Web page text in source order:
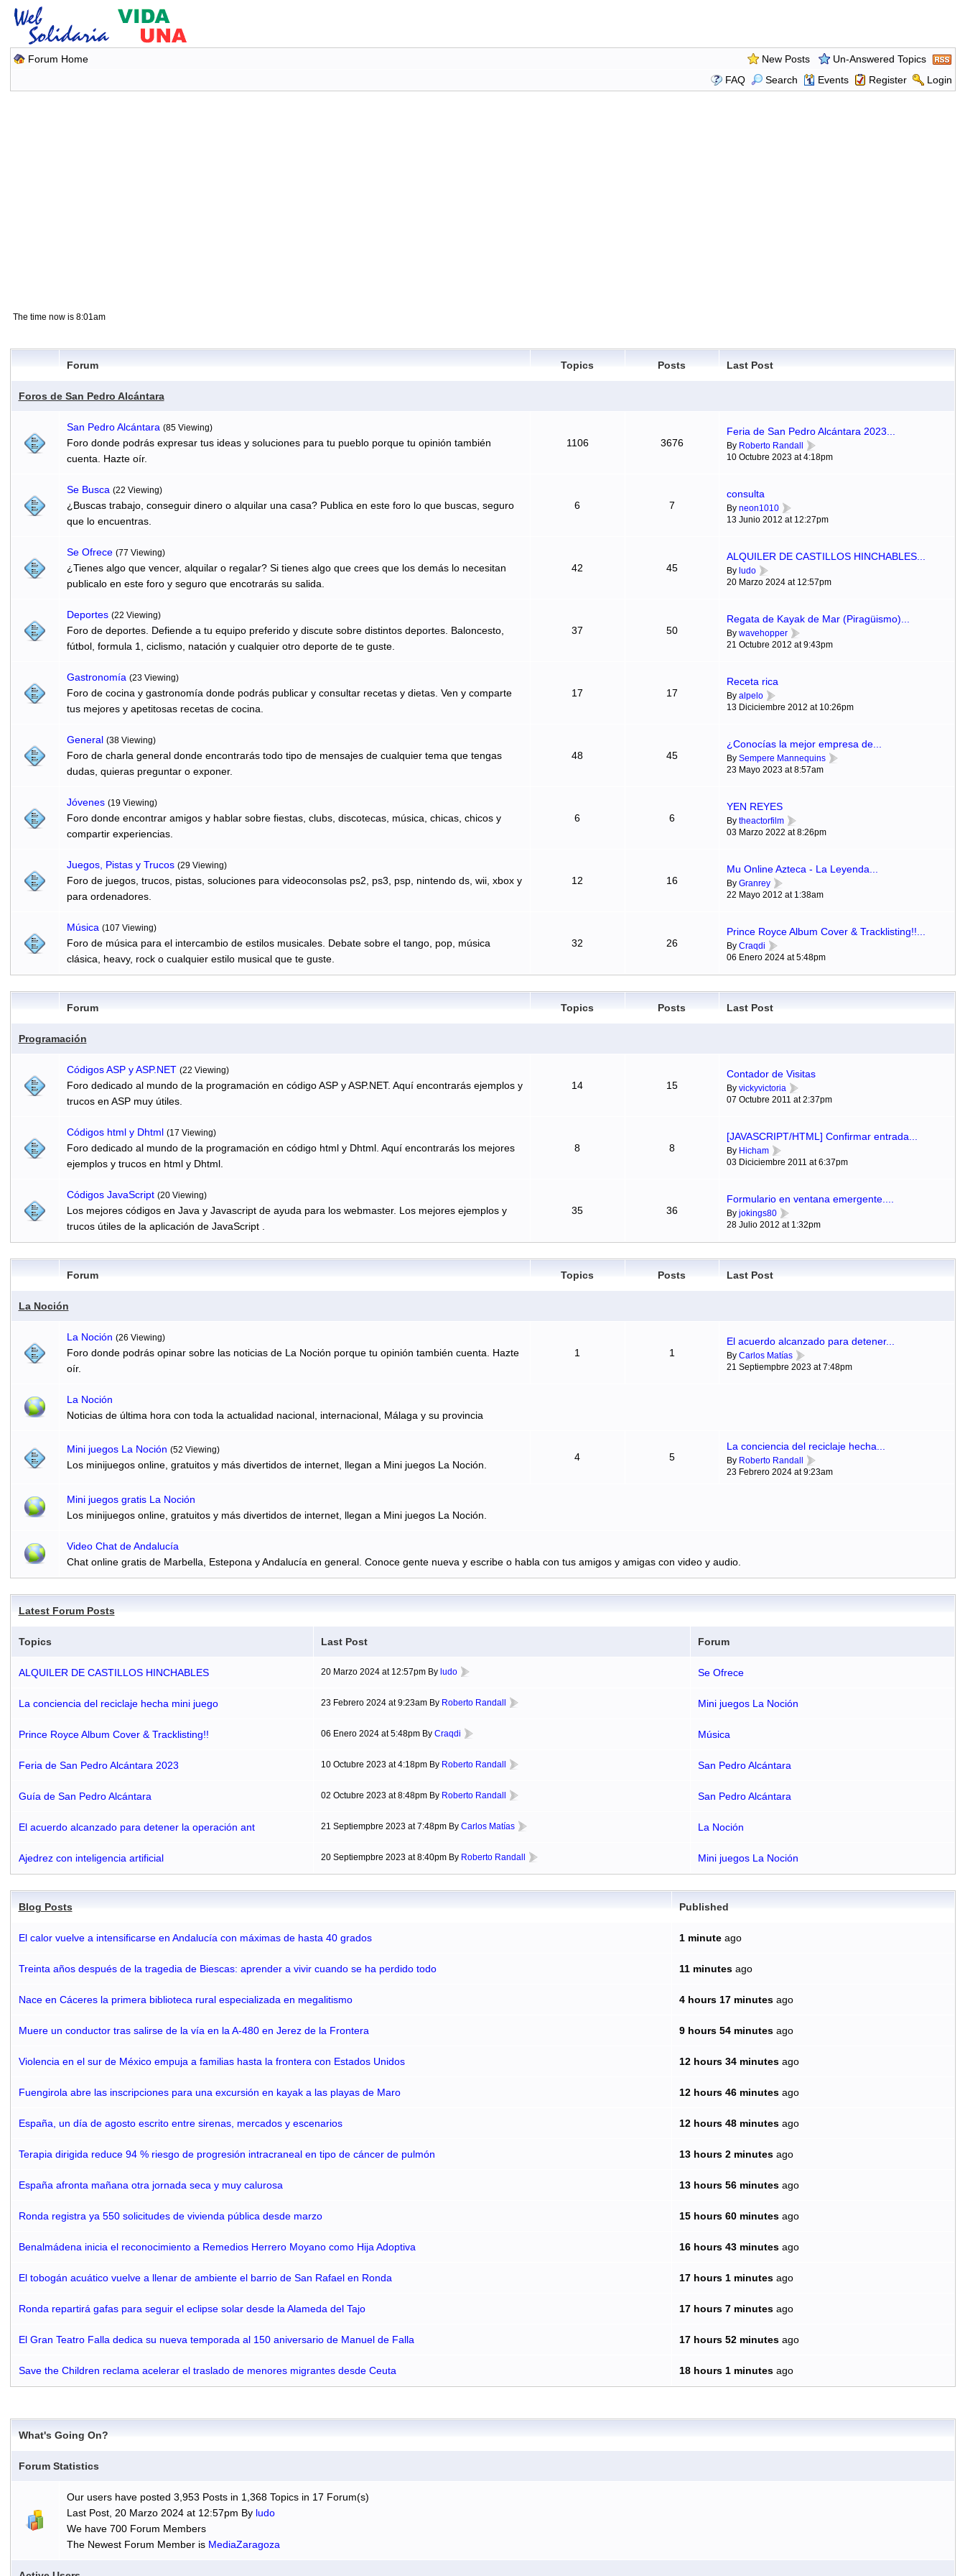
Forum Home New Posts
Un-Answered Topics
FAQ
Search Events Register Login
The time now is 8:01am
Forum Topics Posts Last Post
Foros de San Pedro Alcántara
San Pedro Alcántara (85 Viewing)
Foro donde podrás expresar tus ideas y soluciones para tu pueblo porque tu opinión también
cuenta. Hazte oír.
1106 3676
Feria de San Pedro Alcántara 2023...
By Roberto Randall
10 Octubre 2023 at 4:18pm
Se Busca (22 Viewing)
¿Buscas trabajo, conseguir dinero o alquilar una casa? Publica en este foro lo que buscas, seguro
que lo encuentras.
6 7
consulta
By neon1010
13 Junio 2012 at 12:27pm
Se Ofrece (77 Viewing)
¿Tienes algo que vencer, alquilar o regalar? Si tienes algo que crees que los demás lo necesitan
publicalo en este foro y seguro que encotrarás su salida.
42 45
ALQUILER DE CASTILLOS HINCHABLES...
By ludo
20 Marzo 2024 at 12:57pm
Deportes (22 Viewing)
Foro de deportes. Defiende a tu equipo preferido y discute sobre distintos deportes. Baloncesto,
fútbol, formula 1, ciclismo, natación y cualquier otro deporte de te guste.
37 50
Regata de Kayak de Mar (Piragüismo)...
By wavehopper
21 Octubre 2012 at 9:43pm
Gastronomí­a (23 Viewing)
Foro de cocina y gastronomía donde podrás publicar y consultar recetas y dietas. Ven y comparte
tus mejores y apetitosas recetas de cocina.
17 17
Receta rica
By alpelo
13 Diciciembre 2012 at 10:26pm
General (38 Viewing)
Foro de charla general donde encontrarás todo tipo de mensajes de cualquier tema que tengas
dudas, quieras preguntar o exponer.
48 45
¿Conocías la mejor empresa de...
By Sempere Mannequins
23 Mayo 2023 at 8:57am
Jóvenes (19 Viewing)
Foro donde encontrar amigos y hablar sobre fiestas, clubs, discotecas, música, chicas, chicos y
compartir experiencias.
6 6
YEN REYES
By theactorfilm
03 Marzo 2022 at 8:26pm
Juegos, Pistas y Trucos (29 Viewing)
Foro de juegos, trucos, pistas, soluciones para videoconsolas ps2, ps3, psp, nintendo ds, wii, xbox y
para ordenadores.
12 16
Mu Online Azteca - La Leyenda...
By Granrey
22 Mayo 2012 at 1:38am
Música (107 Viewing)
Foro de música para el intercambio de estilos musicales. Debate sobre el tango, pop, música
clásica, heavy, rock o cualquier estilo musical que te guste.
32 26
Prince Royce Album Cover & Tracklisting!!...
By Craqdi
06 Enero 2024 at 5:48pm
Forum Topics Posts Last Post
Programación
Códigos ASP y ASP.NET (22 Viewing)
Foro dedicado al mundo de la programación en código ASP y ASP.NET. Aquí encontrarás ejemplos y
trucos en ASP muy útiles.
14 15
Contador de Visitas
By vickyvictoria
07 Octubre 2011 at 2:37pm
Códigos html y Dhtml (17 Viewing)
Foro dedicado al mundo de la programación en código html y Dhtml. Aquí encontrarás los mejores
ejemplos y trucos en html y Dhtml.
8 8
[JAVASCRIPT/HTML] Confirmar entrada...
By Hicham
03 Diciciembre 2011 at 6:37pm
Códigos JavaScript (20 Viewing)
Los mejores códigos en Java y Javascript de ayuda para los webmaster. Los mejores ejemplos y
trucos útiles de la aplicación de JavaScript .
35 36
Formulario en ventana emergente....
By jokings80
28 Julio 2012 at 1:32pm
Forum Topics Posts Last Post
La Noción
La Noción (26 Viewing)
Foro donde podrás opinar sobre las noticias de La Noción porque tu opinión también cuenta. Hazte
oír.
1 1
El acuerdo alcanzado para detener...
By Carlos Matías
21 Septiempbre 2023 at 7:48pm
La Noción
Noticias de última hora con toda la actualidad nacional, internacional, Málaga y su provincia
Mini juegos La Noción (52 Viewing)
Los minijuegos online, gratuitos y más divertidos de internet, llegan a Mini juegos La Noción.
4 5
La conciencia del reciclaje hecha...
By Roberto Randall
23 Febrero 2024 at 9:23am
Mini juegos gratis La Noción
Los minijuegos online, gratuitos y más divertidos de internet, llegan a Mini juegos La Noción.
Video Chat de Andalucía
Chat online gratis de Marbella, Estepona y Andalucía en general. Conoce gente nueva y escribe o habla con tus amigos y amigas con video y audio.
Latest Forum Posts
Topics Last Post Forum
ALQUILER DE CASTILLOS HINCHABLES 20 Marzo 2024 at 12:57pm By ludo Se Ofrece
La conciencia del reciclaje hecha mini juego 23 Febrero 2024 at 9:23am By Roberto Randall Mini juegos La Noción
Prince Royce Album Cover & Tracklisting!! 06 Enero 2024 at 5:48pm By Craqdi Música
Feria de San Pedro Alcántara 2023 10 Octubre 2023 at 4:18pm By Roberto Randall San Pedro Alcántara
Guía de San Pedro Alcántara 02 Octubre 2023 at 8:48pm By Roberto Randall San Pedro Alcántara
El acuerdo alcanzado para detener la operación ant 21 Septiempbre 2023 at 7:48pm By Carlos Matías La Noción
Ajedrez con inteligencia artificial 20 Septiempbre 2023 at 8:40pm By Roberto Randall Mini juegos La Noción
Blog Posts Published
El calor vuelve a intensificarse en Andalucía con máximas de hasta 40 grados 1 minuteago
Treinta años después de la tragedia de Biescas: aprender a vivir cuando se ha perdido todo 11 minutesago
Nace en Cáceres la primera biblioteca rural especializada en megalitismo 4 hours 17 minutesago
Muere un conductor tras salirse de la vía en la A-480 en Jerez de la Frontera 9 hours 54 minutesago
Violencia en el sur de México empuja a familias hasta la frontera con Estados Unidos 12 hours 34 minutesago
Fuengirola abre las inscripciones para una excursión en kayak a las playas de Maro 12 hours 46 minutesago
España, un día de agosto escrito entre sirenas, mercados y escenarios 12 hours 48 minutesago
Terapia dirigida reduce 94 % riesgo de progresión intracraneal en tipo de cáncer de pulmón 13 hours 2 minutesago
España afronta mañana otra jornada seca y muy calurosa 13 hours 56 minutesago
Ronda registra ya 550 solicitudes de vivienda pública desde marzo 15 hours 60 minutesago
Benalmádena inicia el reconocimiento a Remedios Herrero Moyano como Hija Adoptiva 16 hours 43 minutesago
El tobogán acuático vuelve a llenar de ambiente el barrio de San Rafael en Ronda 17 hours 1 minutesago
Ronda repartirá gafas para seguir el eclipse solar desde la Alameda del Tajo 17 hours 7 minutesago
El Gran Teatro Falla dedica su nueva temporada al 150 aniversario de Manuel de Falla 17 hours 52 minutesago
Save the Children reclama acelerar el traslado de menores migrantes desde Ceuta 18 hours 1 minutesago
What's Going On?
Forum Statistics
Our users have posted 3,953 Posts in 1,368 Topics in 17 Forum(s)
Last Post, 20 Marzo 2024 at 12:57pm By ludo
We have 700 Forum Members
The Newest Forum Member is MediaZaragoza